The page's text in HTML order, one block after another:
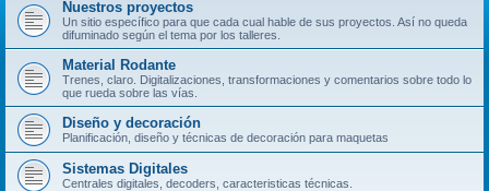
Nuestros proyectos
Un sitio específico para que cada cual hable de sus proyectos. Así no queda
difuminado según el tema por los talleres.
Material Rodante
Trenes, claro. Digitalizaciones, transformaciones y comentarios sobre todo lo
que rueda sobre las vías.
Diseño y decoración
Planificación, diseño y técnicas de decoración para maquetas
Sistemas Digitales
Centrales digitales, decoders, caracteristicas técnicas.